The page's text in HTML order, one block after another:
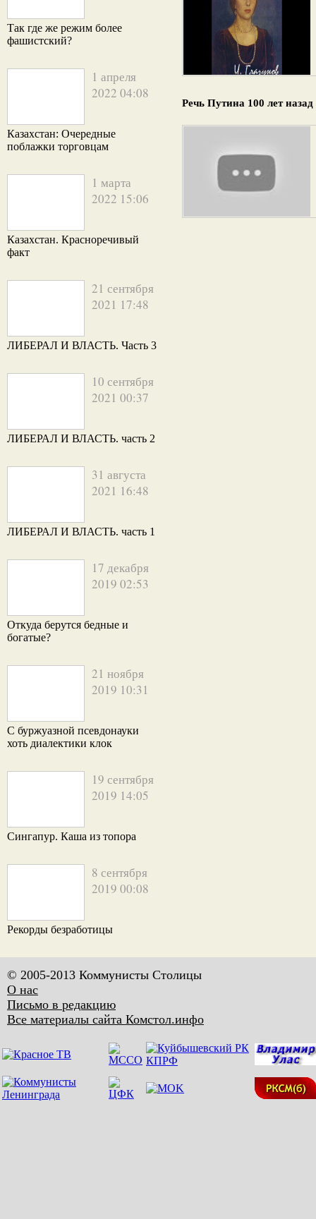
Так где же режим более
фашистский?
1 апреля
2022 04:08
Казахстан: Очередные
поблажки торговцам
1 марта
2022 15:06
Казахстан. Красноречивый
факт
21 сентября
2021 17:48
ЛИБЕРАЛ И ВЛАСТЬ. Часть 3
10 сентября
2021 00:37
ЛИБЕРАЛ И ВЛАСТЬ. часть 2
31 августа
2021 16:48
ЛИБЕРАЛ И ВЛАСТЬ. часть 1
17 декабря
2019 02:53
Откуда берутся бедные и
богатые?
21 ноября
2019 10:31
С буржуазной псевдонауки
хоть диалектики клок
19 сентября
2019 14:05
Сингапур. Каша из топора
8 сентября
2019 00:08
Рекорды безработицы
Речь Путина 100 лет назад
© 2005-2013 Коммунисты Столицы
О нас
Письмо в редакцию
Все материалы сайта Комстол.инфо